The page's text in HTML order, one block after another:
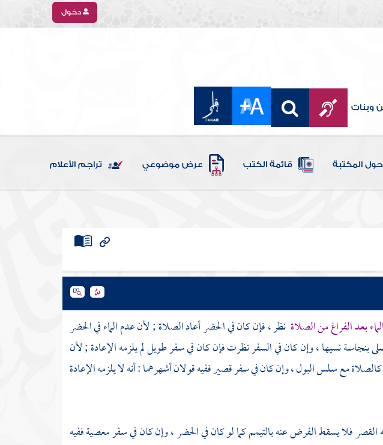
دخول
وبنات
حول المكتبة قائمة الكتب عرض موضوعي تراجم الأعلام
بعد الفراغ من الصلاة نظر ، فإن كان في الحضر أعاد الصلاة ; لأن عدم الماء في الحضر
نسيها ، وإن كان في السفر نظرت فإن كان في سفر طويل لم يلزمه الإعادة ; لأن
مع سلس البول ، وإن كان في سفر قصير ففيه قولان أشهرهما : أنه لا يلزمه الإعادة
فلا يسقط الفرض عنه بالتيمم كما لو كان في الحضر ، وإن كان في سفر معصية ففيه